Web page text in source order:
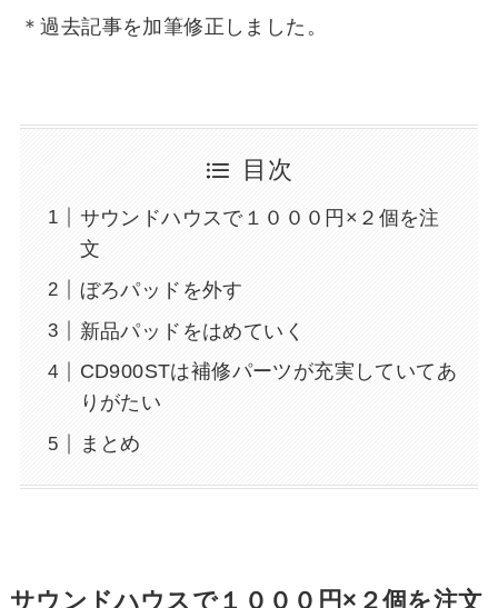
＊過去記事を加筆修正しました。
目次
サウンドハウスで１０００円×２個を注
文
ぼろパッドを外す
新品パッドをはめていく
CD900STは補修パーツが充実していてあ
りがたい
まとめ
サウンドハウスで１０００円×２個を注文